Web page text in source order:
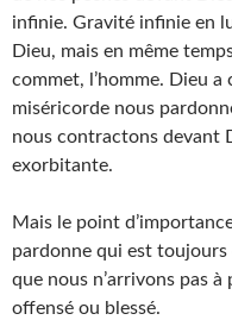
infinie. Gravité infinie en
Dieu, mais en même
commet, l’homme. Dieu a
miséricorde nous
nous contractons devant
exorbitante.
Mais le point
pardonne qui est toujours
que nous n’arrivons pas
offensé ou blessé.